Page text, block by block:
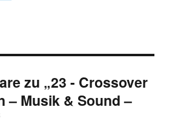
zu „23 - Crossover
– Musik & Sound –